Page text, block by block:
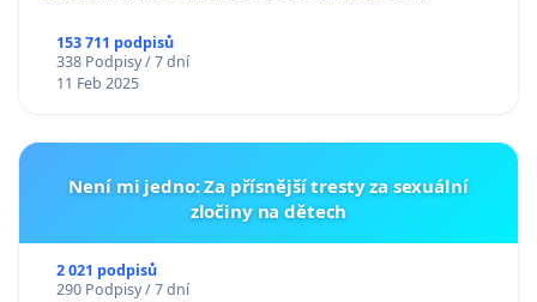
153 711 podpisů
338 Podpisy / 7 dní
11 Feb 2025
Není mi jedno: Za přísnější tresty za sexuální
zločiny na dětech
2 021 podpisů
290 Podpisy / 7 dní